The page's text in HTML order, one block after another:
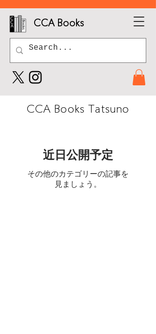
CCA Books
CCA Books Tatsuno
近日公開予定
その他のカテゴリーの記事を
見ましょう。